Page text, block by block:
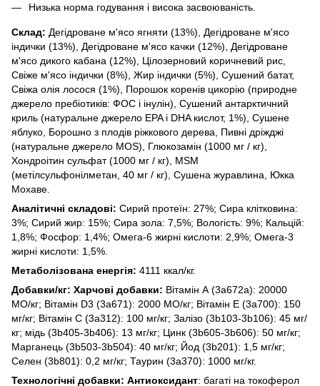
Низька норма годування і висока засвоюваність.
Склад: Дегідроване м'ясо ягняти (13%), Дегідроване м'ясо
індички (13%), Дегідроване м'ясо качки (12%), Дегідроване
м'ясо дикого кабана (12%), Цілозерновий коричневий рис,
Свіже м'ясо індички (8%), Жир індички (5%), Сушений батат,
Свіжа олія лосося (1%), Порошок коренів цикорію (природне
джерело пребіотиків: ФОС і інулін), Сушений антарктичний
криль (натуральне джерело EPA і DHA кислот, 1%), Сушене
яблуко, Борошно з плодів ріжкового дерева, Пивні дріжджі
(натуральне джерело MOS), Глюкозамін (1000 мг / кг),
Хондроітин сульфат (1000 мг / кг), MSM
(метілсульфонілметан, 40 мг / кг), Сушена журавлина, Юкка
Мохаве.
Аналітичні складові: Сирий протеїн: 27%; Сира клітковина:
3%; Сирий жир: 15%; Сира зола: 7,5%; Вологість: 9%; Кальцій:
1,8%; Фосфор: 1,4%; Омега-6 жирні кислоти: 2,9%; Омега-3
жирні кислоти: 1,5%.
Метаболізована енергія: 4111 ккал/кг.
Добавки/кг: Харчові добавки: Вітамін А (3a672a): 20000
МО/кг; Вітамін D3 (3a671): 2000 МО/кг; Вітамін Е (3a700): 150
мг/кг; Вітамін С (3a312): 100 мг/кг; Залізо (3b103-3b106): 45 мг/
кг; мідь (3b405-3b406): 13 мг/кг; Цинк (3b605-3b606): 50 мг/кг;
Марганець (3b503-3b504): 40 мг/кг; Йод (3b201): 1,5 мг/кг;
Селен (3b801): 0,2 мг/кг; Таурин (3a370): 1000 мг/кг.
Технологічні добавки: Антиоксидант: багаті на токоферол